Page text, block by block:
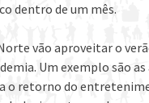
dentro de um mês.
vão aproveitar o
Um exemplo são
o retorno do